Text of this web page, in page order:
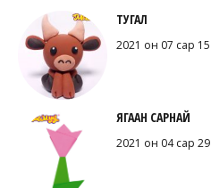
ТУГАЛ
2021 он 07 сар 15
ЯГААН САРНАЙ
2021 он 04 сар 29